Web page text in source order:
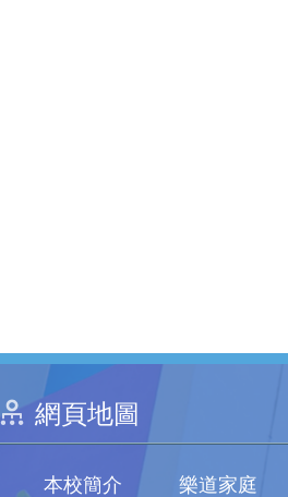
網頁地圖
本校簡介 樂道家庭